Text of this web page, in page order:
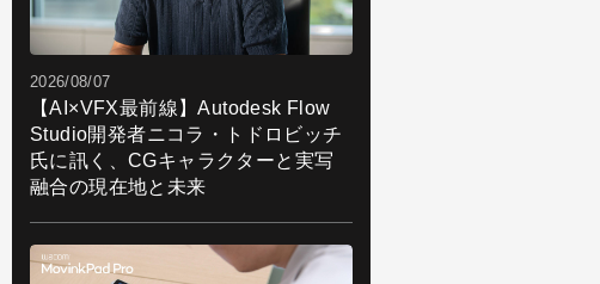
2026/08/07
【AI×VFX最前線】Autodesk Flow
Studio開発者ニコラ・トドロビッチ
氏に訊く、CGキャラクターと実写
融合の現在地と未来